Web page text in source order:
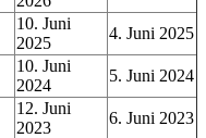
10. Juni
2025
4. Juni 2025
10. Juni
2024
5. Juni 2024
12. Juni
2023
6. Juni 2023